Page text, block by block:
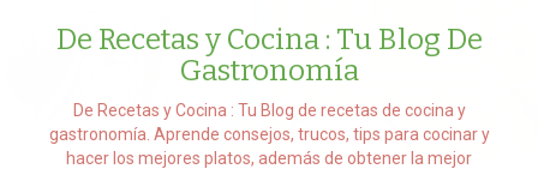
De Recetas y Cocina : Tu Blog De
Gastronomía
De Recetas y Cocina : Tu Blog de recetas de cocina y
gastronomía. Aprende consejos, trucos, tips para cocinar y
hacer los mejores platos, además de obtener la mejor